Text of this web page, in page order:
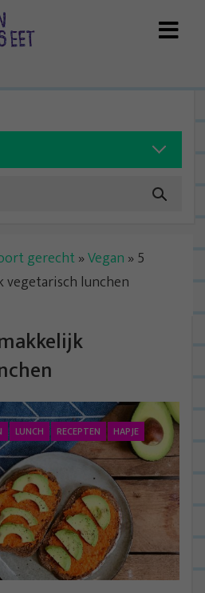
gerecht»Vegan » 5
vegetarisch lunchen
LUNCH RECEPTEN
HAPJE